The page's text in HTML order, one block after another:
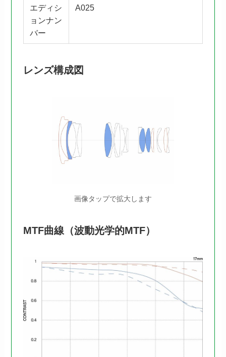
エディシ
ョンナン
バー
A025
レンズ構成図
画像タップで拡大します
MTF曲線（波動光学的MTF）